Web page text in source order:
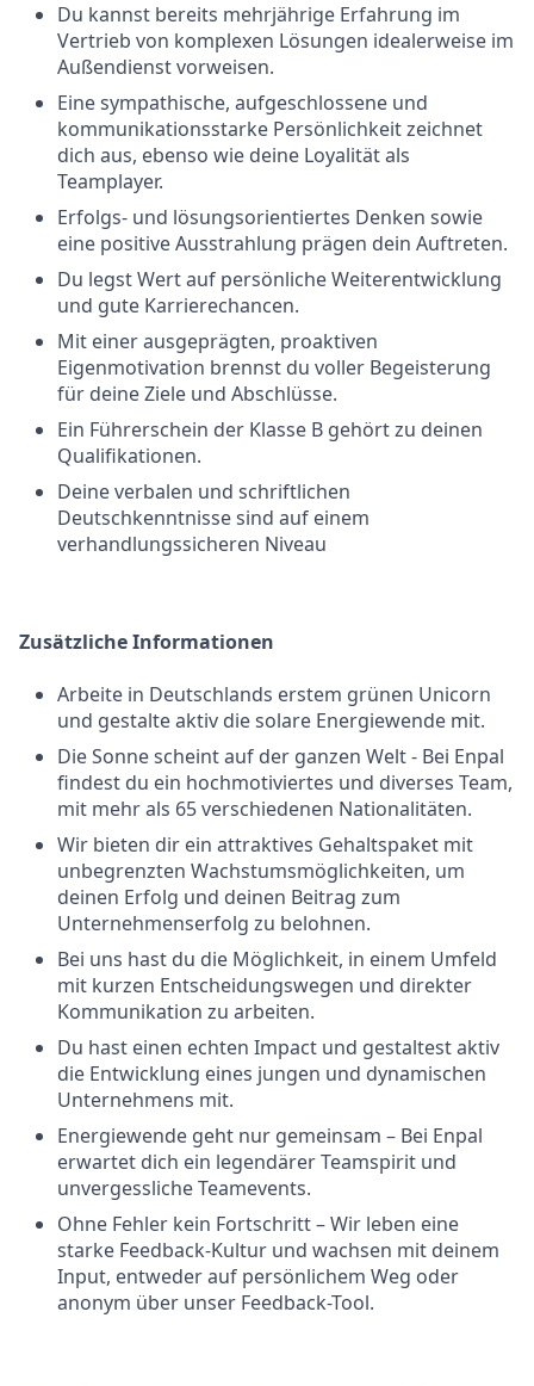
Du kannst bereits mehrjährige Erfahrung im
Vertrieb von komplexen Lösungen idealerweise im
Außendienst vorweisen.
Eine sympathische, aufgeschlossene und
kommunikationsstarke Persönlichkeit zeichnet
dich aus, ebenso wie deine Loyalität als
Teamplayer.
Erfolgs- und lösungsorientiertes Denken sowie
eine positive Ausstrahlung prägen dein Auftreten.
Du legst Wert auf persönliche Weiterentwicklung
und gute Karrierechancen.
Mit einer ausgeprägten, proaktiven
Eigenmotivation brennst du voller Begeisterung
für deine Ziele und Abschlüsse.
Ein Führerschein der Klasse B gehört zu deinen
Qualifikationen.
Deine verbalen und schriftlichen
Deutschkenntnisse sind auf einem
verhandlungssicheren Niveau
Zusätzliche Informationen
Arbeite in Deutschlands erstem grünen Unicorn
und gestalte aktiv die solare Energiewende mit.
Die Sonne scheint auf der ganzen Welt - Bei Enpal
findest du ein hochmotiviertes und diverses Team,
mit mehr als 65 verschiedenen Nationalitäten.
Wir bieten dir ein attraktives Gehaltspaket mit
unbegrenzten Wachstumsmöglichkeiten, um
deinen Erfolg und deinen Beitrag zum
Unternehmenserfolg zu belohnen.
Bei uns hast du die Möglichkeit, in einem Umfeld
mit kurzen Entscheidungswegen und direkter
Kommunikation zu arbeiten.
Du hast einen echten Impact und gestaltest aktiv
die Entwicklung eines jungen und dynamischen
Unternehmens mit.
Energiewende geht nur gemeinsam – Bei Enpal
erwartet dich ein legendärer Teamspirit und
unvergessliche Teamevents.
Ohne Fehler kein Fortschritt – Wir leben eine
starke Feedback-Kultur und wachsen mit deinem
Input, entweder auf persönlichem Weg oder
anonym über unser Feedback-Tool.